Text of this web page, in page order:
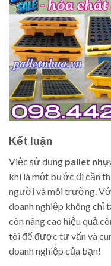
Kết luận
Việc sử dụng pallet
khí là một bước đi cần
người và môi trường.
doanh nghiệp không chỉ
còn nâng cao hiệu quả
tôi để được tư vấn và
doanh nghiệp của bạn!